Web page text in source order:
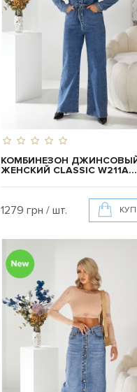
КОМБИНЕЗОН
ЖЕНСКИЙ CLASSIC W211A...
1279 грн / шт.